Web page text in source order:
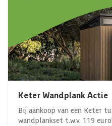
Keter Wandplank Actie
Bij aankoop van een Keter
wandplankset t.w.v. 119 euro!